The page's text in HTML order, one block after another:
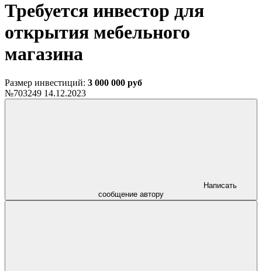
Требуется инвестор для
открытия мебельного
магазина
Размер инвестиций: 3 000 000 руб
№703249 14.12.2023
сообщение автору